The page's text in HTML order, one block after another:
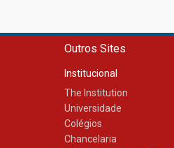
Outros Sites
Institucional
The Institution
Universidade
Colégios
Chancelaria